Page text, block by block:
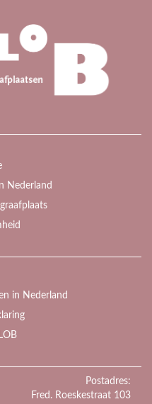
Nederland
in Nederland
Postadres:
Fred. Roeskestraat 103